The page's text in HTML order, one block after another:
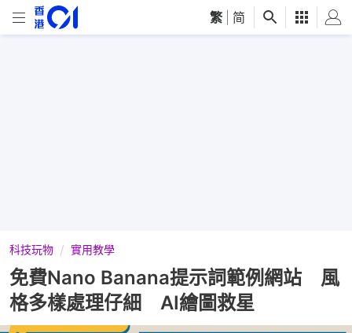
繁 简
科技玩物 實用教學
免費Nano Banana提示詞範例網站 風
格多樣處理仔細 AI繪圖救星